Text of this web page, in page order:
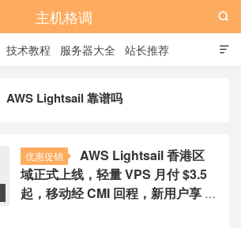
主机格调

技术教程 服务器大全 站长推荐

AWS Lightsail 靠谱吗
优惠促销
AWS Lightsail 香港区
域正式上线，轻量 VPS 月付 $3.5
起，移动经 CMI 回程，新用户享 3